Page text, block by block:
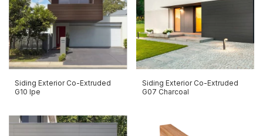
Siding Exterior Co-Extruded
G10 Ipe
Siding Exterior Co-Extruded
G07 Charcoal